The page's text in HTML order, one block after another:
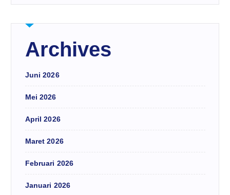
Archives
Juni 2026
Mei 2026
April 2026
Maret 2026
Februari 2026
Januari 2026